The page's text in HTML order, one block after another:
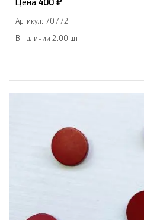
Цена:400 ₽
Артикул: 70772
В наличии 2.00 шт